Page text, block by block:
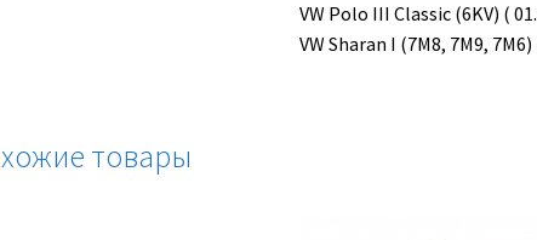
VW Polo III Classic (6KV) (
VW Sharan I (7M8, 7M9,
товары